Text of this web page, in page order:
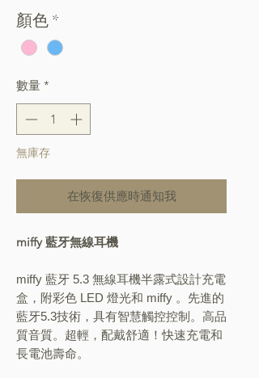
顏色 *
數量 *
無庫存
在恢復供應時通知我
miffy 藍牙無線耳機
miffy 藍牙 5.3 無線耳機半露式設計充電
盒，附彩色 LED 燈光和 miffy 。先進的
藍牙5.3技術，具有智慧觸控控制。高品
質音質。超輕，配戴舒適！快速充電和
長電池壽命。